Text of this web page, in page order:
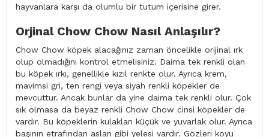
hayvanlara karşı da olumlu bir tutum içerisine girer.
Orjinal Chow Chow Nasıl Anlaşılır?
Chow Chow köpek alacağınız zaman öncelikle orijinal ırk
olup olmadığını kontrol etmelisiniz. Daima tek renkli olan
bu köpek ırkı, genellikle kızıl renkte olur. Ayrıca krem,
mavimsi gri, ten rengi veya siyah renkli köpekler de
mevcuttur. Ancak bunlar da yine daima tek renkli olur. Çok
sık olmasa da beyaz renkli Chow Chow cinsi köpekler de
vardır. Bu köpeklerin kulakları küçük ve yuvarlak olur. Ayrıca
başının etrafından aslan gibi yelesi vardır. Gözleri koyu